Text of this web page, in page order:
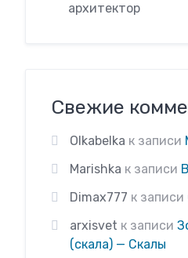
архитектор
Свежие
Olkabelka к записи
Marishka к записи
Dimax777 к записи
arxisvet к записи
(скала) — Скалы